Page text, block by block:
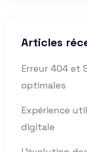
Articles
Erreur 404 et
optimales
Expérience
digitale